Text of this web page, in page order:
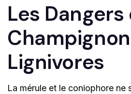
Les Dangers
Lignivores
La mérule et le coniophore ne